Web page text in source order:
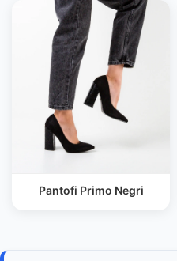
Pantofi Primo Negri